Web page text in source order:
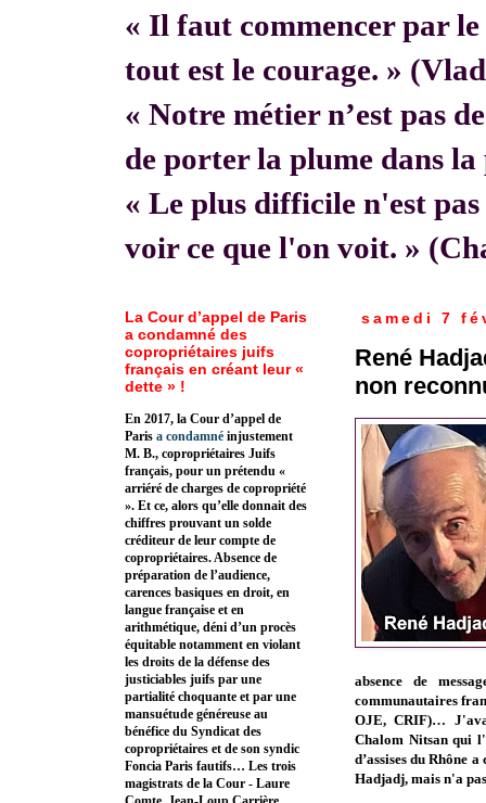
« Il faut commencer par le
tout est le courage. »
« Notre métier n’est pas
de porter la plume dans
« Le plus difficile n'est
voir ce que l'on voit. »
samedi 7
René
non
absence de
communautaires
OJE, CRIF)…
Chalom Nitsan qui
d’assises du Rhône
Hadjadj, mais n'a
La Cour d’appel de Paris
a condamné des
copropriétaires juifs
français en créant leur «
dette » !
En 2017, la Cour d’appel de
Paris a condamné injustement
M. B., copropriétaires Juifs
français, pour un prétendu «
arriéré de charges de copropriété
». Et ce, alors qu’elle donnait des
chiffres prouvant un solde
créditeur de leur compte de
copropriétaires. Absence de
préparation de l’audience,
carences basiques en droit, en
langue française et en
arithmétique, déni d’un procès
équitable notamment en violant
les droits de la défense des
justiciables juifs par une
partialité choquante et par une
mansuétude généreuse au
bénéfice du Syndicat des
copropriétaires et de son syndic
Foncia Paris fautifs… Les trois
magistrats de la Cour - Laure